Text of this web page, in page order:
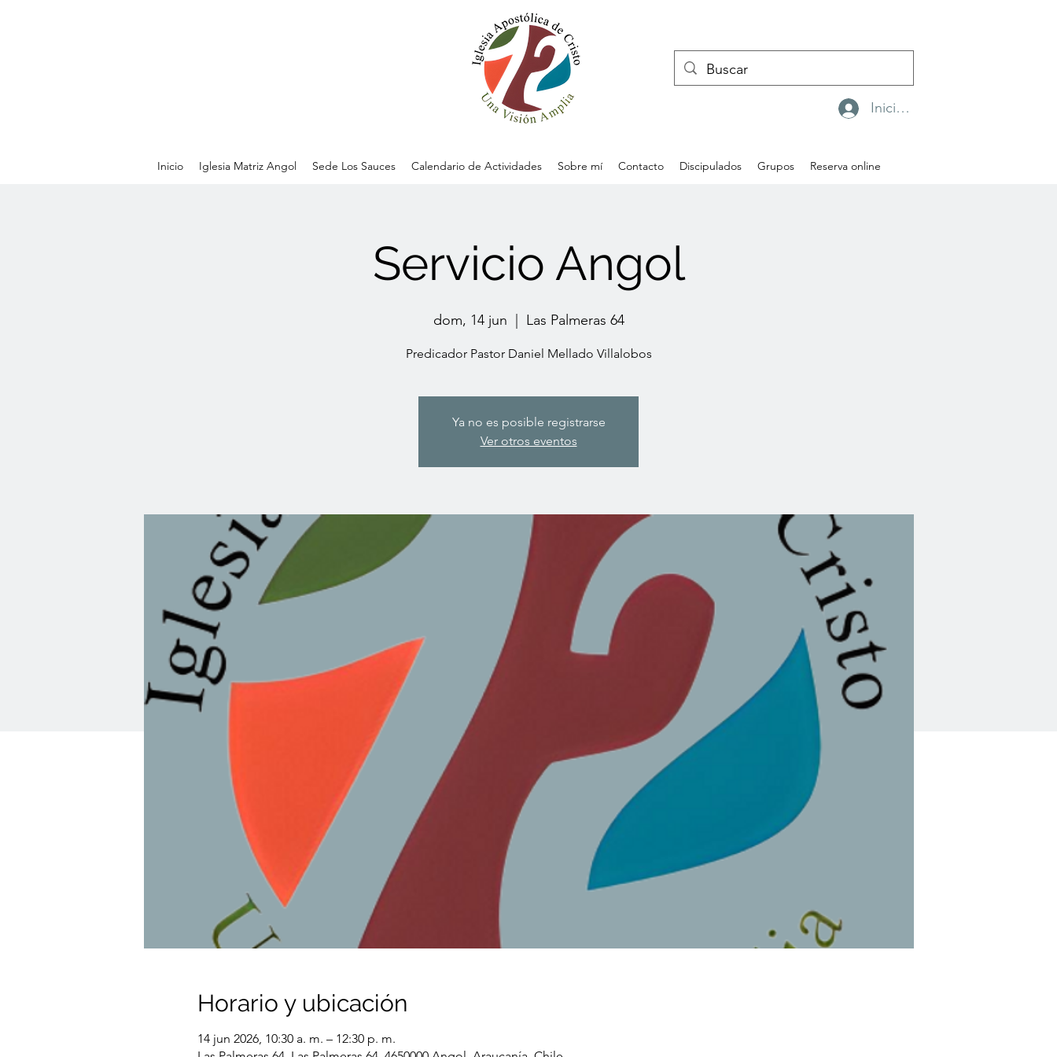
Iniciar sesión
Inicio Iglesia Matriz Angol Sede Los Sauces Calendario de Actividades Sobre mí Contacto Discipulados Grupos Reserva online
Servicio Angol
dom, 14 jun Las Palmeras 64
Predicador Pastor Daniel Mellado Villalobos
Ya no es posible registrarse
Ver otros eventos
Horario y ubicación
14 jun 2026, 10:30 a. m. – 12:30 p. m.